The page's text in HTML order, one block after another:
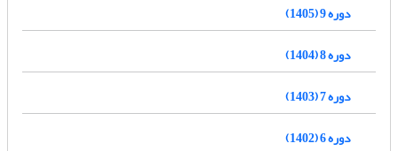
دوره 9 (1405)
دوره 8 (1404)
دوره 7 (1403)
دوره 6 (1402)